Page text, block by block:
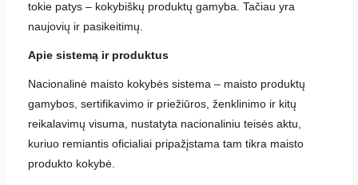
tokie patys – kokybiškų produktų gamyba. Tačiau yra
naujovių ir pasikeitimų.
Apie sistemą ir produktus
Nacionalinė maisto kokybės sistema – maisto produktų
gamybos, sertifikavimo ir priežiūros, ženklinimo ir kitų
reikalavimų visuma, nustatyta nacionaliniu teisės aktu,
kuriuo remiantis oficialiai pripažįstama tam tikra maisto
produkto kokybė.